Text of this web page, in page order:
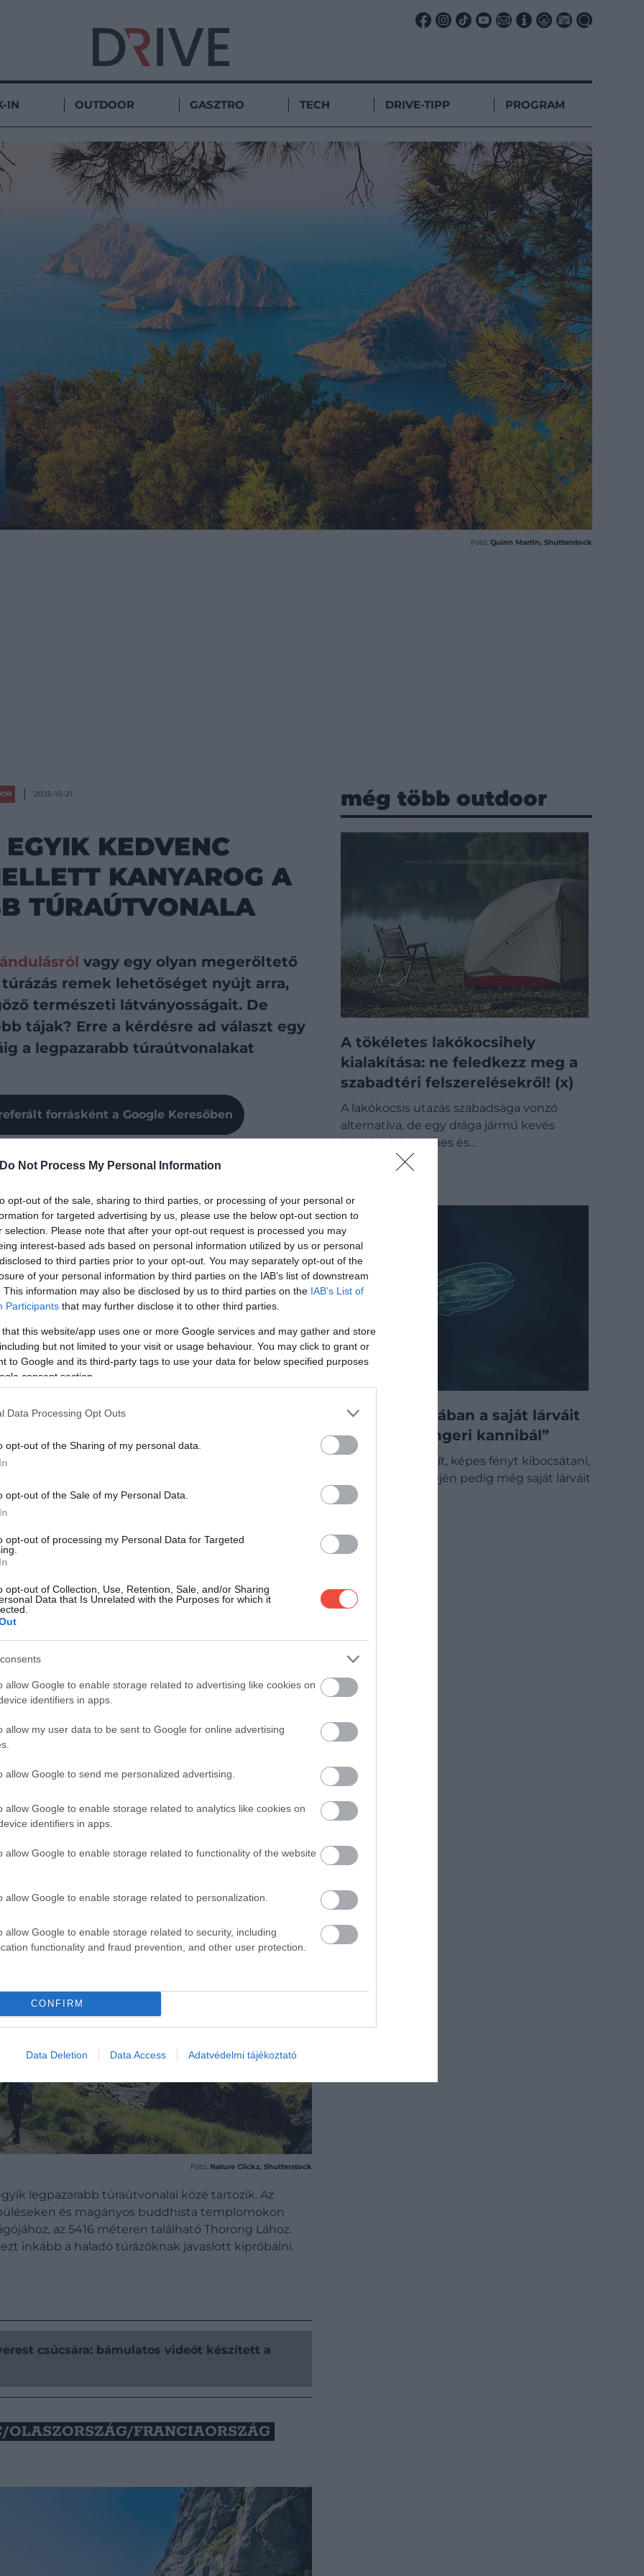
Do Not Process My Personal Information
opt-out of the sale, sharing to third parties, or processing of your personal or
for targeted advertising by us, please use the below opt-out section to
selection. Please note that after your opt-out request is processed you may
interest-based ads based on personal information utilized by us or personal
to third parties prior to your opt-out. You may separately opt-out of the
of your personal information by third parties on the IAB’s list of downstream
This information may also be disclosed by us to third parties on the IAB’s List of
Participants that may further disclose it to other third parties.
that this website/app uses one or more Google services and may gather and store
but not limited to your visit or usage behaviour. You may click to grant or
to Google and its third-party tags to use your data for below specified purposes
consent section.
Data Processing Opt Outs
opt-out of the Sharing of my personal data.
opt-out of the Sale of my Personal Data.
opt-out of processing my Personal Data for Targeted
opt-out of Collection, Use, Retention, Sale, and/or Sharing
Data that Is Unrelated with the Purposes for which it
allow Google to enable storage related to advertising like cookies on
identifiers in apps.
allow my user data to be sent to Google for online advertising
allow Google to send me personalized advertising.
allow Google to enable storage related to analytics like cookies on
identifiers in apps.
allow Google to enable storage related to functionality of the website
allow Google to enable storage related to personalization.
allow Google to enable storage related to security, including
functionality and fraud prevention, and other user protection.
CONFIRM
Data Deletion Data Access Adatvédelmi tájékoztató
IN OUTDOOR GASZTRO TECH DRIVE-TIPP PROGRAM
Fotó: Quinn Martin, Shutterstock
2025-10-21
KEDVENC
KANYAROG A
TÚRAÚTVONALA
vagy egy olyan megerőltető
túrázás remek lehetőséget nyújt arra,
természeti látványosságait. De
tájak? Erre a kérdésre ad választ egy
a legpazarabb túraútvonalakat
forrásként a Google Keresőben
Fotó:Tom Jastram, Shutterstock
Great Ocean Walk szerepel. A Melbourne-től
látványosságain halad át, így például
mellett pihenő hajóroncsokat is. A teljes táv
legjobb pedig ha szeptember és november, illetve
Fotó: Nature Clickz, Shutterstock
legpazarabb túraútvonalai közé tartozik. Az
és magányos buddhista templomokon
az 5416 méteren található Thorong Lához.
inkább a haladó túrázóknak javaslott kipróbálni.
csúcsára: bámulatos videót készített a
FRANCIAORSZÁG
még több outdoor
A tökéletes lakókocsihely
kialakítása: ne feledkezz meg a
szabadtéri felszerelésekről! (x)
A lakókocsis utazás szabadsága vonzó
alternatíva, de egy drága jármű kevés
hozzá. A kényelmes és…
Terjed Európában a saját lárváit
is felfaló „tengeri kannibál”
Medúzára hasonlít, képes fényt kibocsátani,
táplálékhiány idején pedig még saját lárváit